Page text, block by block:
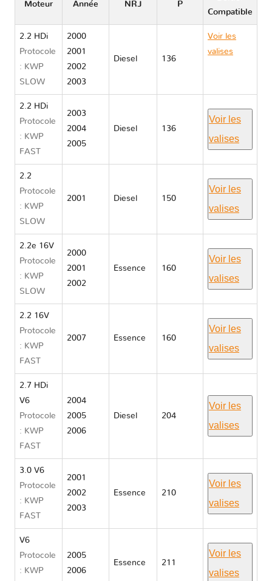
Moteur Année NRJ P
Compatible
2.2 HDi
Protocole
: KWP
SLOW
2000
2001
2002
2003
Diesel 136
Voir les
valises
2.2 HDi
Protocole
: KWP
FAST
2003
2004
2005
Diesel 136
Voir les
valises
2.2
Protocole
: KWP
SLOW
2001 Diesel 150
Voir les
valises
2.2e 16V
Protocole
: KWP
SLOW
2000
2001
2002
Essence 160
Voir les
valises
2.2 16V
Protocole
: KWP
FAST
2007 Essence 160
Voir les
valises
2.7 HDi
V6
Protocole
: KWP
FAST
2004
2005
2006
Diesel 204
Voir les
valises
3.0 V6
Protocole
: KWP
FAST
2001
2002
2003
Essence 210
Voir les
valises
V6
Protocole
: KWP
2005
2006
Essence 211
Voir les
valises